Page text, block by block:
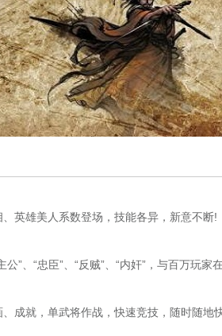
英雄美人系数登场，技能各异，新意不断!
、“忠臣”、“反贼”、“内奸”，与百万玩家
就，单武将作战，快速竞技，随时随地